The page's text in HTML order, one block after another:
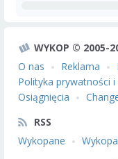
WYKOP © 2005-
O nas
Reklama
Polityka prywatności i
Osiągnięcia
RSS
Wykopane